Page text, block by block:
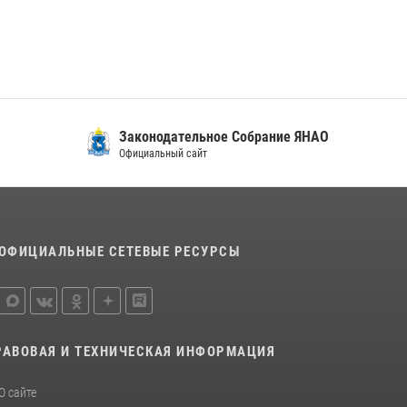
Законодательное Собрание ЯНАО
Официальный сайт
СЕТЕВЫЕ РЕСУРСЫ
И ТЕХНИЧЕСКАЯ ИНФОРМАЦИЯ
О сайте